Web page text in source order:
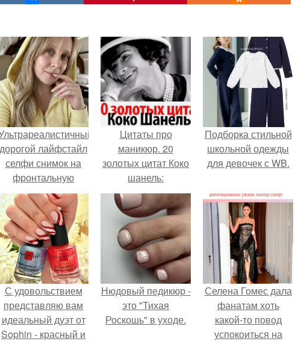
дорогой лайфстайл
селфи снимок на
фронтальную
камеру.
Цитаты про
маникюр. 20
золотых цитат Коко
шанель:
Подборка стильной
школьной одежды
для девочек с WB.
С удовольствием
представляю вам
идеальный дуэт от
Sophin - красный и
Нюдовый педикюр -
это "Тихая
Роскошь" в уходе.
Селена Гомес дала
фанатам хоть
какой-то повод
успокоиться на